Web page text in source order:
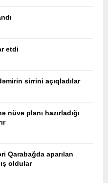
etdi
sirrini açıqladılar
nüvə planı hazırladığı
Qarabağda aparılan
oldular